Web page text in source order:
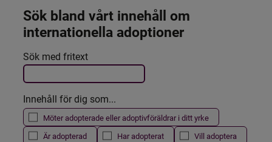
Sök bland vårt innehåll om
internationella adoptioner
Filtrera resultatet
Det här formuläret postas automatiskt
Sök med fritext
Innehåll för dig som...
Möter adopterade eller adoptivföräldrar i ditt yrke
Är adopterad
Har adopterat Vill adoptera